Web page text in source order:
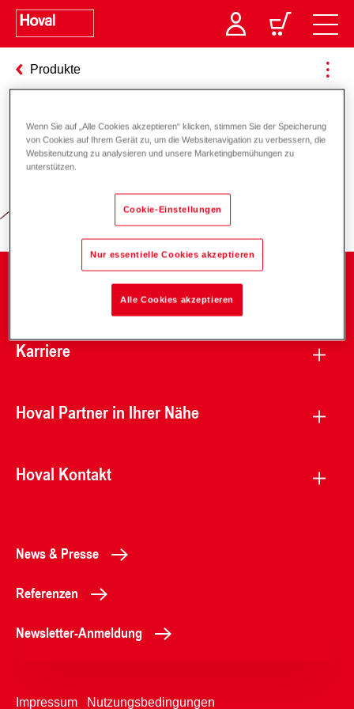
Produkte
Verantwortung für Energie und
Karriere
Hoval Partner in Ihrer Nähe
Hoval Kontakt
News & Presse
Referenzen
Newsletter-Anmeldung
Impressum Nutzungsbedingungen
Wenn Sie auf „Alle Cookies akzeptieren“ klicken, stimmen Sie der Speicherung
von Cookies auf Ihrem Gerät zu, um die Websitenavigation zu verbessern, die
Websitenutzung zu analysieren und unsere Marketingbemühungen zu
unterstützen.
Cookie-Einstellungen
Nur essentielle Cookies akzeptieren
Alle Cookies akzeptieren